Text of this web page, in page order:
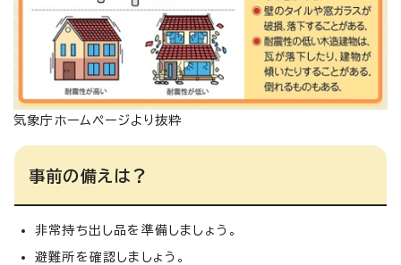
気象庁ホームページより抜粋
事前の備えは？
非常持ち出し品を準備しましょう。
避難所を確認しましょう。